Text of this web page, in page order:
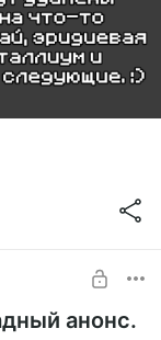
анонс.